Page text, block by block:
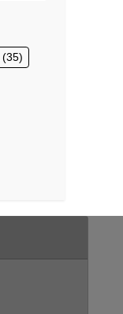
(35)